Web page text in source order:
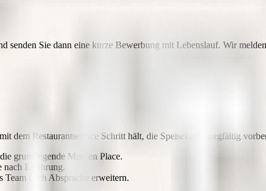
senden Sie dann eine kurze Bewerbung mit Lebenslauf. Wir
dem Restaurantservice Schritt hält, die Speisekarte sorgfältig
grundlegende Mise en Place.
nach Erfahrung.
Team nach Absprache erweitern.